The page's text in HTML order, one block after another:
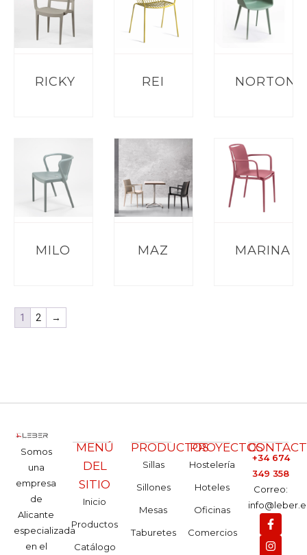
RICKY REI NORTON
MILO MAZ MARINA
1 2 →
Somos
una
empresa
de
Alicante
especializada
en el
MENÚ
DEL
SITIO
Inicio
Productos
Catálogo
PRODUCTOS
Sillas
Sillones
Mesas
Taburetes
PROYECTOS
Hostelería
Hoteles
Oficinas
Comercios
+34 674
349 358
Correo: